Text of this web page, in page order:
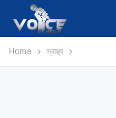
Home স্বাস্থ্য